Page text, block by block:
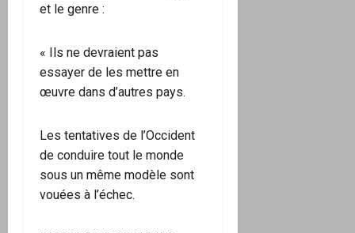
et le genre :
« Ils ne devraient pas
essayer de les mettre en
œuvre dans d’autres pays.
Les tentatives de l’Occident
de conduire tout le monde
sous un même modèle sont
vouées à l’échec.